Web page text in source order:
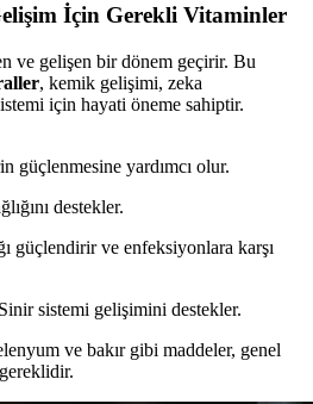
İçin Gerekli Vitaminler
ve gelişen bir dönem geçirir. Bu
, kemik gelişimi, zeka
için hayati öneme sahiptir.
güçlenmesine yardımcı olur.
destekler.
güçlendirir ve enfeksiyonlara karşı
sistemi gelişimini destekler.
ve bakır gibi maddeler, genel